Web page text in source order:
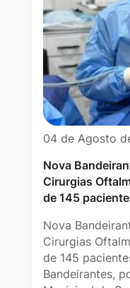
04 de Agosto
Nova
Cirurgias
de 145
Nova
Cirurgias
de 145
Bandeirantes,